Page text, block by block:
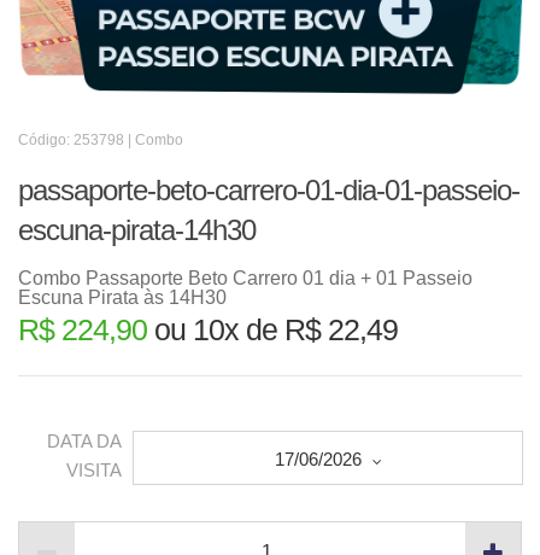
Código: 253798 | Combo
passaporte-beto-carrero-01-dia-01-passeio-
escuna-pirata-14h30
Combo Passaporte Beto Carrero 01 dia + 01 Passeio
Escuna Pirata às 14H30
R$ 224,90 ou 10x de R$ 22,49
DATA DA
VISITA
17/06/2026